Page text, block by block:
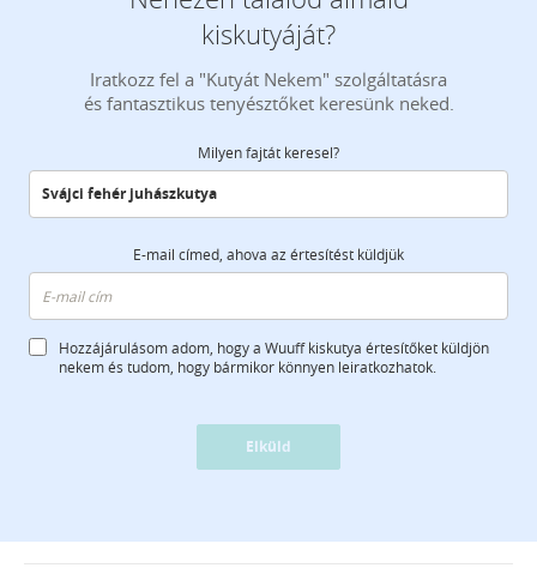
kiskutyáját?
Iratkozz fel a "Kutyát Nekem" szolgáltatásra
és fantasztikus tenyésztőket keresünk neked.
Milyen fajtát keresel?
E-mail címed, ahova az értesítést küldjük
Hozzájárulásom adom, hogy a Wuuff kiskutya értesítőket küldjön
nekem és tudom, hogy bármikor könnyen leiratkozhatok.
Elküld